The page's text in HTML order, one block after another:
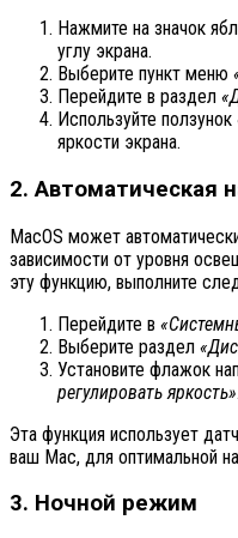
Нажмите на значок
углу экрана.
Выберите пункт меню
Перейдите в раздел
Используйте ползунок
яркости экрана.
2. Автоматическая
MacOS может
зависимости от уровня
эту функцию, выполните
Перейдите в
Выберите раздел
Установите флажок
регулировать яркость»
Эта функция использует
ваш Mac, для оптимальной
3. Ночной режим